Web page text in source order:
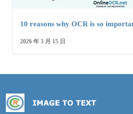
10 reasons why OCR is so
2026 年 3 月 15 日